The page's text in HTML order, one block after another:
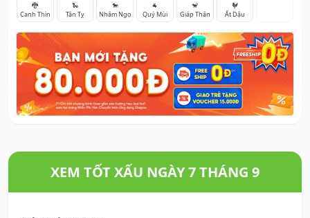
🐉
Canh Thìn
🐍
Tân Tỵ
🐎
Nhâm Ngọ
🐐
Quý Mùi
🐒
Giáp Thân
🐓
Ất Dậu
XEM TỐT XẤU NGÀY 7 THÁNG 9